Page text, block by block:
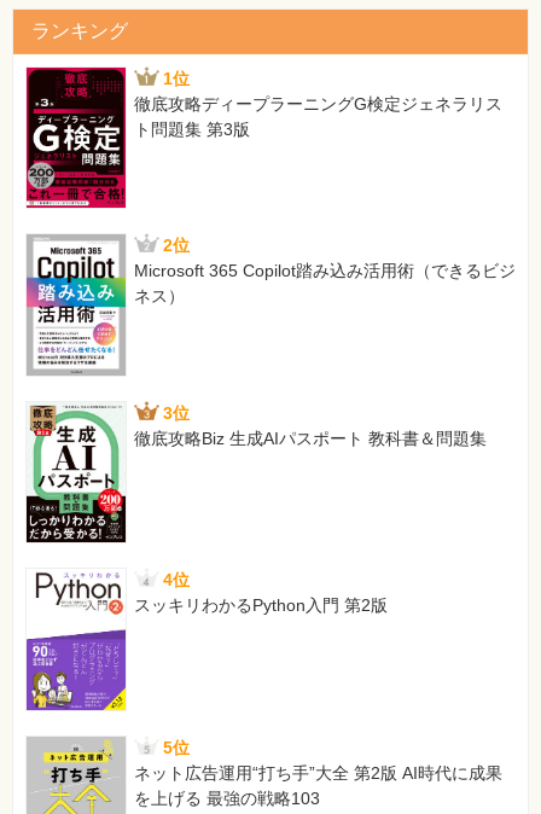
ランキング
1位
徹底攻略ディープラーニングG検定ジェネラリス
ト問題集 第3版
2位
Microsoft 365 Copilot踏み込み活用術（できるビジ
ネス）
3位
徹底攻略Biz 生成AIパスポート 教科書＆問題集
4位
スッキリわかるPython入門 第2版
5位
ネット広告運用“打ち手”大全 第2版 AI時代に成果
を上げる 最強の戦略103